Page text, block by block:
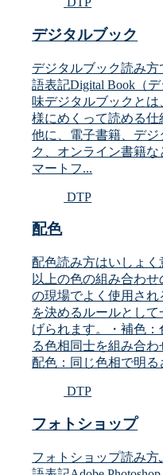
デジタルブック
デジタルブック読み
語表記Digital Book（
味デジタルブックとは
様にめくって読める仕
他に、電子書籍、デジ
ク、オンライン書籍
マートフ...
DTP
配色
配色読み方はいしょ
以上の色の組み合わ
の現場でよく使用さ
を決めるルールとし
げられます。・補色
る色相同士を組み合
配色：同じ色相で明る
DTP
フォトショップ
フォトショップ読み